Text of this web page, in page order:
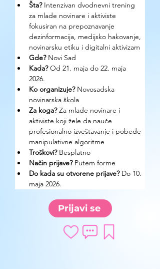
Šta? Intenzivan dvodnevni trening
za mlade novinare i aktiviste
fokusiran na prepoznavanje
dezinformacija, medijsko hakovanje,
novinarsku etiku i digitalni aktivizam
Gde? Novi Sad
Kada? Od 21. maja do 22. maja
2026.
Ko organizuje? Novosadska
novinarska škola
Za koga? Za mlade novinare i
aktiviste koji žele da nauče
profesionalno izveštavanje i pobede
manipulativne algoritme
Troškovi? Besplatno
Način prijave? Putem forme
Do kada su otvorene prijave? Do 10.
maja 2026.
Prijavi se